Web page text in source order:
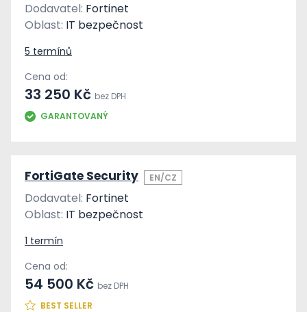
Dodavatel: Fortinet
Oblast: IT bezpečnost
5 termínů
Cena od:
33 250 Kč bez DPH
GARANTOVANÝ
FortiGate Security EN/CZ
Dodavatel: Fortinet
Oblast: IT bezpečnost
1 termín
Cena od:
54 500 Kč bez DPH
BEST SELLER